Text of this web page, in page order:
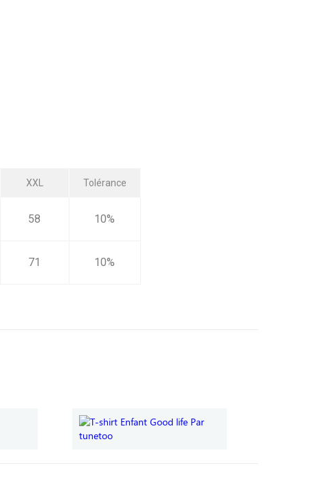
XXL Tolérance
58 10%
71 10%